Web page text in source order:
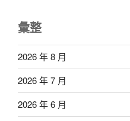
彙整
2026 年 8 月
2026 年 7 月
2026 年 6 月